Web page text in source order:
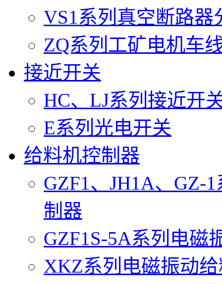
VS1系列真空断路器
ZQ系列工矿电机车
接近开关
HC、LJ系列接近开
E系列光电开关
给料机控制器
GZF1、JH1A、GZ-
制器
GZF1S-5A系列电磁
XKZ系列电磁振动